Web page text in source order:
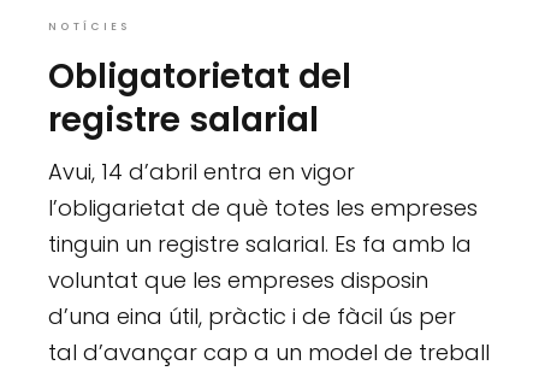
NOTÍCIES
Obligatorietat del
registre salarial
Avui, 14 d’abril entra en vigor
l’obligarietat de què totes les empreses
tinguin un registre salarial. Es fa amb la
voluntat que les empreses disposin
d’una eina útil, pràctic i de fàcil ús per
tal d’avançar cap a un model de treball